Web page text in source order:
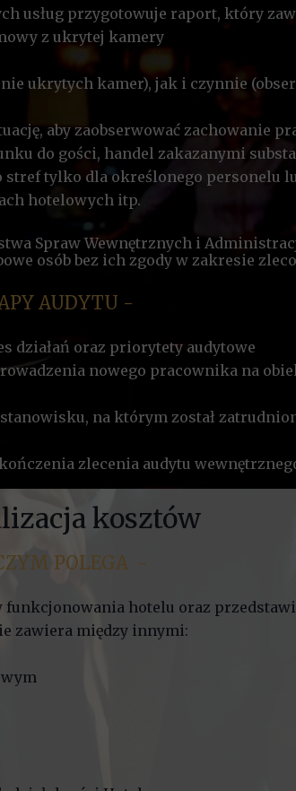
usług przygotowuje raport, który
z ukrytej kamery
ukrytych kamer), jak i czynnie
aby zaobserwować zachowanie
do gości, handel zakazanymi
tylko dla określonego personelu
hotelowych itp.
Spraw Wewnętrznych i
osób bez ich zgody w zakresie
AUDYTU -
działań oraz priorytety audytowe
nowego pracownika na
na którym został
zlecenia audytu
kosztów
POLEGA -
hotelu oraz
zawiera między innymi: